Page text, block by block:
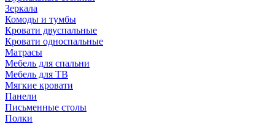
Зеркала
Комоды и тумбы
Кровати двуспальные
Кровати односпальные
Матрасы
Мебель для спальни
Мебель для ТВ
Мягкие кровати
Панели
Письменные столы
Полки